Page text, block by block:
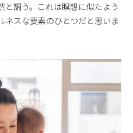
調う。これは瞑想に似たよう
ネスな要素のひとつだと思いま